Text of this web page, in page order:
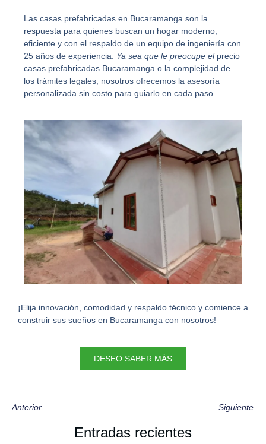
Las casas prefabricadas en Bucaramanga son la
respuesta para quienes buscan un hogar moderno,
eficiente y con el respaldo de un equipo de ingeniería con
25 años de experiencia. Ya sea que le preocupe el precio
casas prefabricadas Bucaramanga o la complejidad de
los trámites legales, nosotros ofrecemos la asesoría
personalizada sin costo para guiarlo en cada paso.
¡Elija innovación, comodidad y respaldo técnico y comience a
construir sus sueños en Bucaramanga con nosotros!
DESEO SABER MÁS
Anterior Siguiente
Entradas recientes